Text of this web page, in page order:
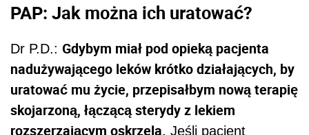
PAP: Jak można ich uratować?
Dr P.D.: Gdybym miał pod opieką pacjenta
nadużywającego leków krótko działających, by
uratować mu życie, przepisałbym nową terapię
skojarzoną, łączącą sterydy z lekiem
rozszerzającym oskrzela. Jeśli pacjent